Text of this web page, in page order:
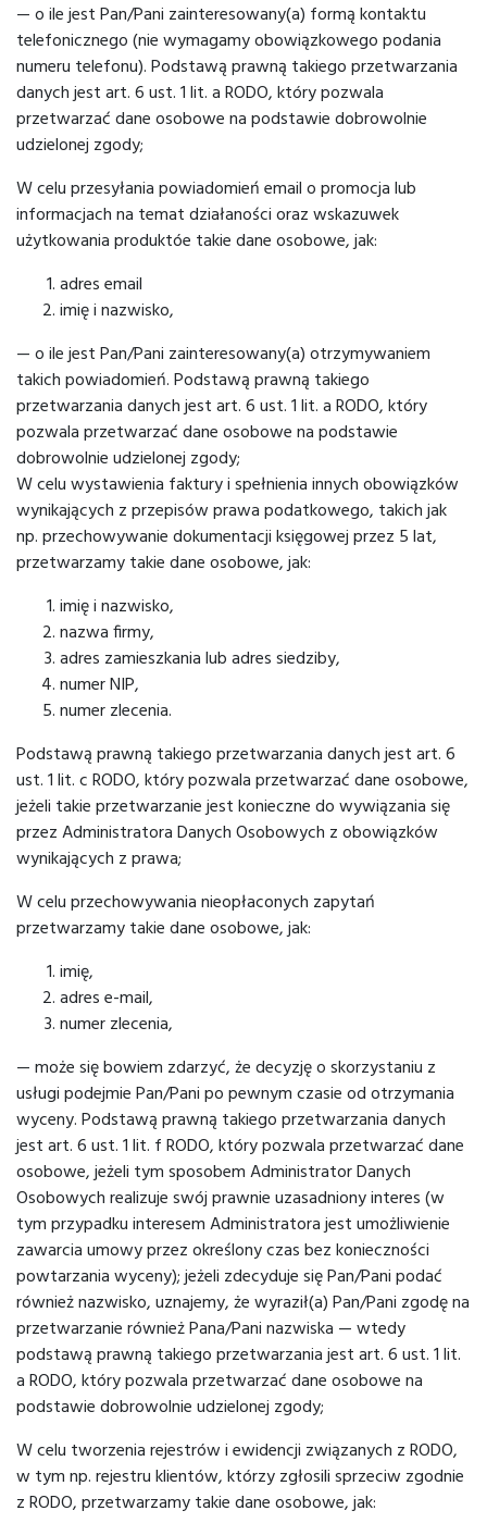
— o ile jest Pan/Pani zainteresowany(a) formą kontaktu
telefonicznego (nie wymagamy obowiązkowego podania
numeru telefonu). Podstawą prawną takiego przetwarzania
danych jest art. 6 ust. 1 lit. a RODO, który pozwala
przetwarzać dane osobowe na podstawie dobrowolnie
udzielonej zgody;
W celu przesyłania powiadomień email o promocja lub
informacjach na temat działaności oraz wskazuwek
użytkowania produktóe takie dane osobowe, jak:
adres email
imię i nazwisko,
— o ile jest Pan/Pani zainteresowany(a) otrzymywaniem
takich powiadomień. Podstawą prawną takiego
przetwarzania danych jest art. 6 ust. 1 lit. a RODO, który
pozwala przetwarzać dane osobowe na podstawie
dobrowolnie udzielonej zgody;
W celu wystawienia faktury i spełnienia innych obowiązków
wynikających z przepisów prawa podatkowego, takich jak
np. przechowywanie dokumentacji księgowej przez 5 lat,
przetwarzamy takie dane osobowe, jak:
imię i nazwisko,
nazwa firmy,
adres zamieszkania lub adres siedziby,
numer NIP,
numer zlecenia.
Podstawą prawną takiego przetwarzania danych jest art. 6
ust. 1 lit. c RODO, który pozwala przetwarzać dane osobowe,
jeżeli takie przetwarzanie jest konieczne do wywiązania się
przez Administratora Danych Osobowych z obowiązków
wynikających z prawa;
W celu przechowywania nieopłaconych zapytań
przetwarzamy takie dane osobowe, jak:
imię,
adres e-mail,
numer zlecenia,
— może się bowiem zdarzyć, że decyzję o skorzystaniu z
usługi podejmie Pan/Pani po pewnym czasie od otrzymania
wyceny. Podstawą prawną takiego przetwarzania danych
jest art. 6 ust. 1 lit. f RODO, który pozwala przetwarzać dane
osobowe, jeżeli tym sposobem Administrator Danych
Osobowych realizuje swój prawnie uzasadniony interes (w
tym przypadku interesem Administratora jest umożliwienie
zawarcia umowy przez określony czas bez konieczności
powtarzania wyceny); jeżeli zdecyduje się Pan/Pani podać
również nazwisko, uznajemy, że wyraził(a) Pan/Pani zgodę na
przetwarzanie również Pana/Pani nazwiska — wtedy
podstawą prawną takiego przetwarzania jest art. 6 ust. 1 lit.
a RODO, który pozwala przetwarzać dane osobowe na
podstawie dobrowolnie udzielonej zgody;
W celu tworzenia rejestrów i ewidencji związanych z RODO,
w tym np. rejestru klientów, którzy zgłosili sprzeciw zgodnie
z RODO, przetwarzamy takie dane osobowe, jak: